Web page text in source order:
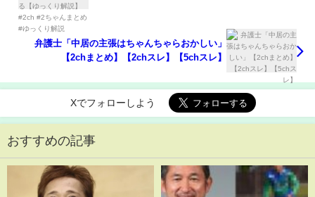
弁護士「中居の主張はちゃんちゃらおかしい」
【2chまとめ】【2chスレ】【5chスレ】
Xでフォローしよう
おすすめの記事